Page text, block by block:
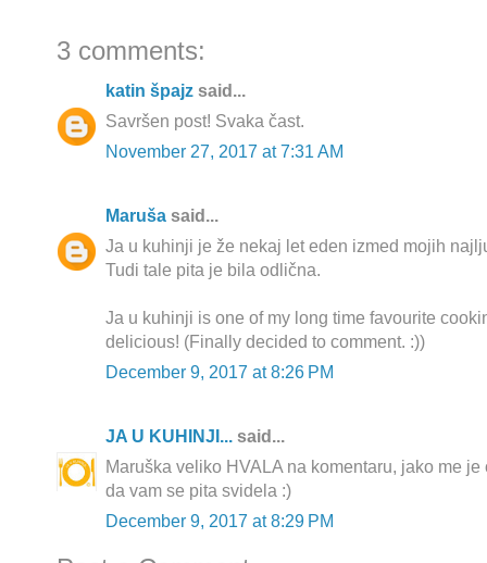
3 comments:
katin špajz said...
Savršen post! Svaka čast.
November 27, 2017 at 7:31 AM
Maruša said...
Ja u kuhinji je že nekaj let eden izmed mojih
Tudi tale pita je bila odlična.
Ja u kuhinji is one of my long time favourite
delicious! (Finally decided to comment. :))
December 9, 2017 at 8:26 PM
JA U KUHINJI... said...
Maruška veliko HVALA na komentaru, jako me
da vam se pita svidela :)
December 9, 2017 at 8:29 PM